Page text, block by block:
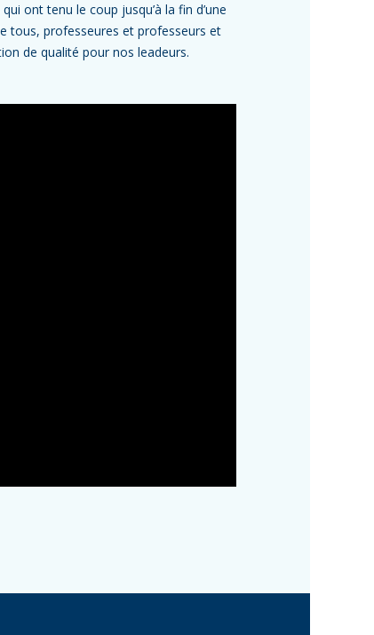
ont tenu le coup jusqu’à la fin d’une
tous, professeures et professeurs et
de qualité pour nos leadeurs.